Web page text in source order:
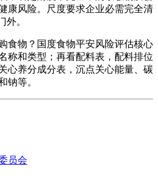
康风险。尺度要求企业必需完全清
外。
物？国度食物平安风险评估核心
称和类型；再看配料表，配料排位
心养分成分表，沉点关心能量、碳
钠等。
员会